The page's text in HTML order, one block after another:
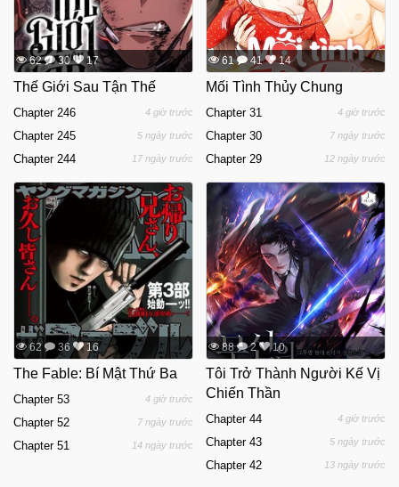
62 30 17
Thế Giới Sau Tận Thế
Chapter 246 4 giờ trước
Chapter 245 5 ngày trước
Chapter 244 17 ngày trước
61 41 14
Mối Tình Thủy Chung
Chapter 31 4 giờ trước
Chapter 30 7 ngày trước
Chapter 29 12 ngày trước
62 36 16
The Fable: Bí Mật Thứ Ba
Chapter 53 4 giờ trước
Chapter 52 7 ngày trước
Chapter 51 14 ngày trước
88 2 10
Tôi Trở Thành Người Kế Vị
Chiến Thần
Chapter 44 4 giờ trước
Chapter 43 5 ngày trước
Chapter 42 13 ngày trước